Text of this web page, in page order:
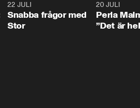
0:51 0:52
22 JULI
Snabba frågor med
Stor
20 JULI
Perla
”Det är